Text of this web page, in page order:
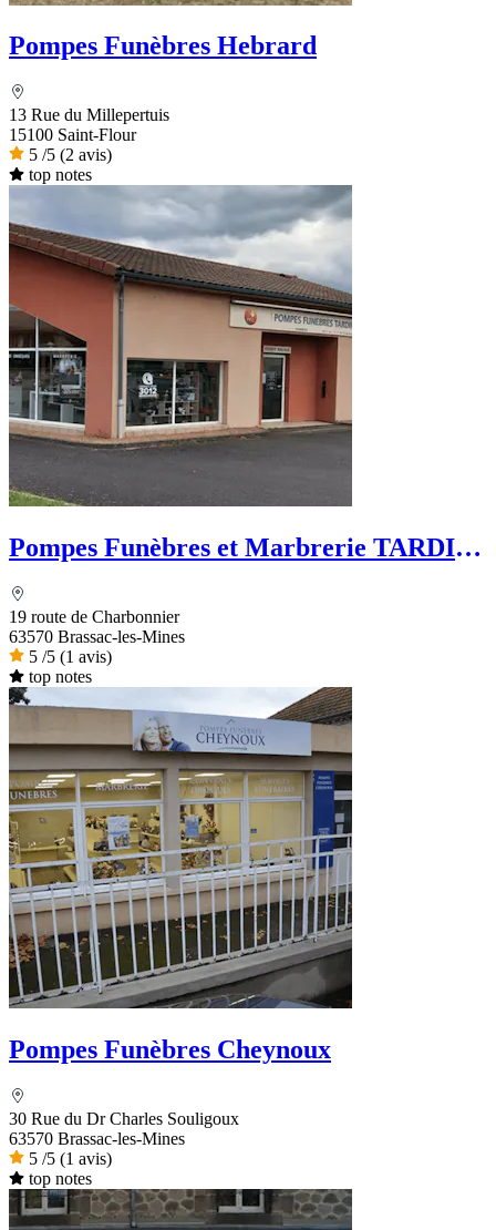
Pompes Funèbres Hebrard
13 Rue du Millepertuis
15100 Saint-Flour
5 /5 (2 avis)
top notes
Pompes Funèbres et Marbrerie TARDIF-
19 route de Charbonnier
63570 Brassac-les-Mines
5 /5 (1 avis)
top notes
Pompes Funèbres Cheynoux
30 Rue du Dr Charles Souligoux
63570 Brassac-les-Mines
5 /5 (1 avis)
top notes